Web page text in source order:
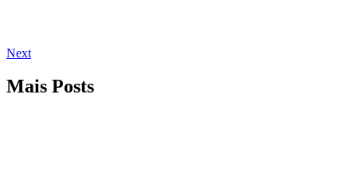
Next
Mais Posts